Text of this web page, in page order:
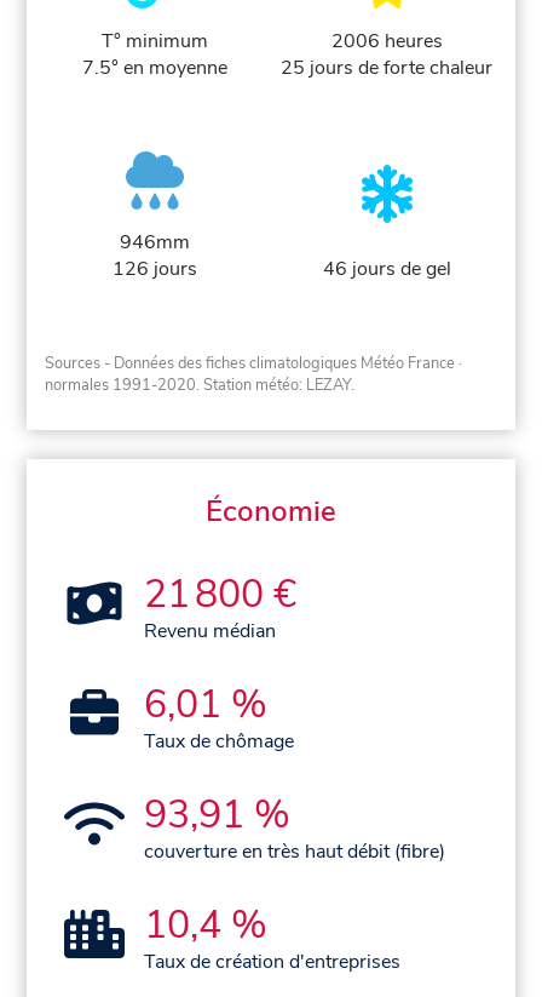
T° minimum
7.5° en moyenne
2006 heures
25 jours de forte chaleur
946mm
126 jours
46 jours de gel
Sources - Données des fiches climatologiques Météo France ·
normales 1991-2020. Station météo: LEZAY.
Économie
21 800 €
Revenu médian
6,01 %
Taux de chômage
93,91 %
couverture en très haut débit (fibre)
10,4 %
Taux de création d'entreprises